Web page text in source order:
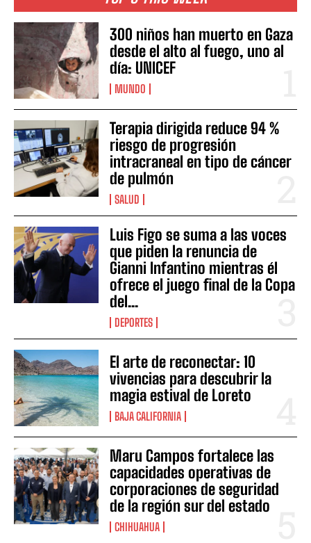
300 niños han muerto en Gaza
desde el alto al fuego, uno al
día: UNICEF
MUNDO
Terapia dirigida reduce 94 %
riesgo de progresión
intracraneal en tipo de cáncer
de pulmón
SALUD
Luis Figo se suma a las voces
que piden la renuncia de
Gianni Infantino mientras él
ofrece el juego final de la Copa
del...
DEPORTES
El arte de reconectar: 10
vivencias para descubrir la
magia estival de Loreto
BAJA CALIFORNIA
Maru Campos fortalece las
capacidades operativas de
corporaciones de seguridad
de la región sur del estado
CHIHUAHUA